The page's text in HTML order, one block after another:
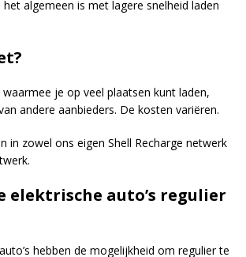
algemeen is met lagere snelheid laden
waarmee je op veel plaatsen kunt laden,
andere aanbieders. De kosten variëren.
in zowel ons eigen Shell Recharge netwerk
elektrische auto’s regulier
hebben de mogelijkheid om regulier te